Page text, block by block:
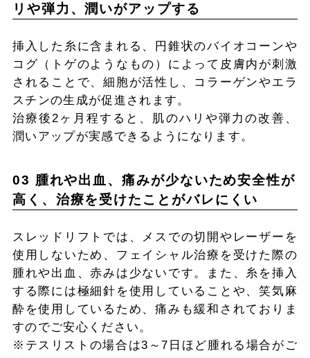
リや弾力、潤いがアップする
挿入した糸に含まれる、円錐状のバイオコーンや
コグ（トゲのようなもの）によって皮膚内が刺激
されることで、細胞が活性し、コラーゲンやエラ
スチンの生成が促進されます。
治療後2ヶ月程すると、肌のハリや弾力の改善、
潤いアップが実感できるようになります。
03 腫れや出血、痛みが少ないため安全性が
高く、治療を受けたことがバレにくい
スレッドリフトでは、メスでの切開やレーザーを
使用しないため、フェイシャル治療を受けた際の
腫れや出血、赤みは少ないです。また、糸を挿入
する際には極細針を使用していることや、笑気麻
酔を使用しているため、痛みも緩和されておりま
すのでご安心ください。
※テスリストの場合は3～7日ほど腫れる場合がご